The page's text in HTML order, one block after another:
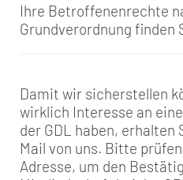
Ihre Betroffenenrechte
Grundverordnung finden
Damit wir sicherstellen
wirklich Interesse an
der GDL haben, erhalten
Mail von uns. Bitte
Adresse, um den